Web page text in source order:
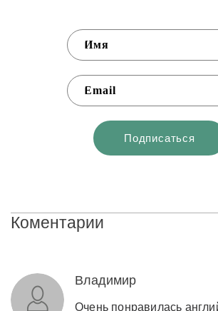
Коментарии
Владимир
Очень понравилась